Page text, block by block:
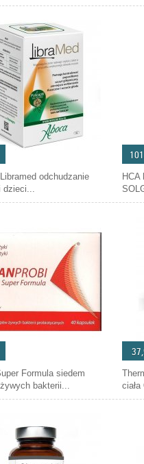
odchudzanie
dzieci...
Formula siedem
bakterii...